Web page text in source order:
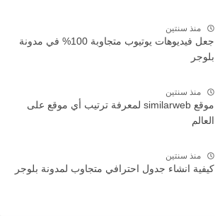
منذ سنتين
جعل فيديوهات يوتيوب متجاوبة 100% في مدونة
بلوجر
منذ سنتين
موقع similarweb لمعرفة ترتيب أي موقع على
العالم
منذ سنتين
كيفية انشاء جدول احترافي متجاوب لمدونة بلوجر